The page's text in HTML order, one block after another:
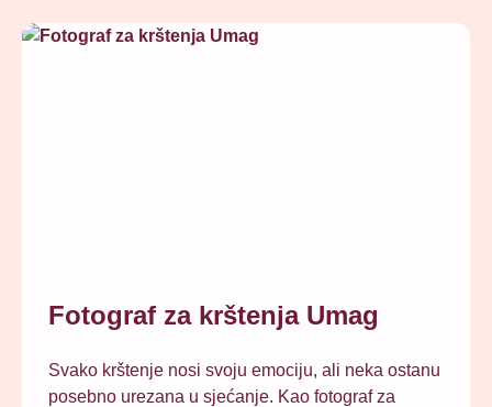
Fotograf za krštenja Umag
Svako krštenje nosi svoju emociju, ali neka ostanu
posebno urezana u sjećanje. Kao fotograf za